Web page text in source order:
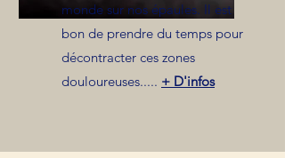
monde sur nos épaules. Il est
bon de prendre du temps pour
décontracter ces zones
douloureuses..... + D'infos